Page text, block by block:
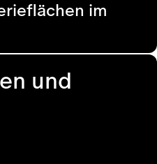
im
und